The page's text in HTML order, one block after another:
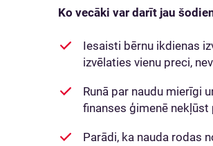
Ko vecāki var darīt jau
Iesaisti bērnu ikdienas
izvēlaties vienu preci,
Runā par naudu mierīgi
finanses ģimenē nekļūst
Parādi, ka nauda rodas